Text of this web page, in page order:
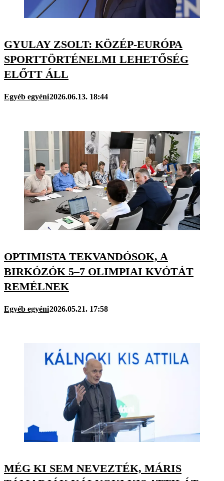
GYULAY ZSOLT: KÖZÉP-EURÓPA
SPORTTÖRTÉNELMI LEHETŐSÉG
ELŐTT ÁLL
Egyéb egyéni2026.06.13. 18:44
OPTIMISTA TEKVANDÓSOK, A
BIRKÓZÓK 5–7 OLIMPIAI KVÓTÁT
REMÉLNEK
Egyéb egyéni2026.05.21. 17:58
MÉG KI SEM NEVEZTÉK, MÁRIS